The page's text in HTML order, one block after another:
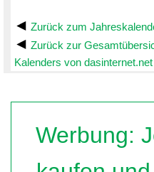
Zurück zum
Zurück zur
Kalenders von dasinternet.net
Werbung: